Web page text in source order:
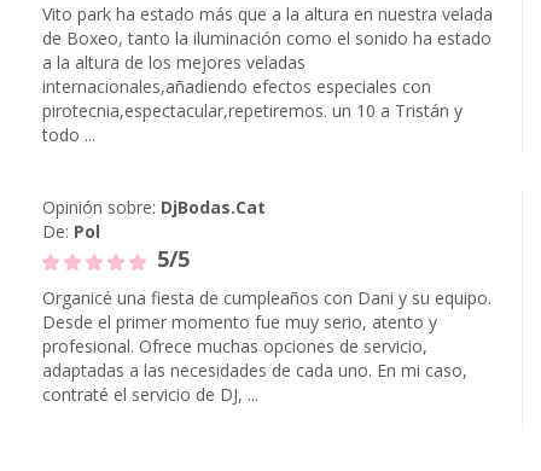
Vito park ha estado más que a la altura en nuestra velada
de Boxeo, tanto la iluminación como el sonido ha estado
a la altura de los mejores veladas
internacionales,añadiendo efectos especiales con
pirotecnia,espectacular,repetiremos. un 10 a Tristán y
todo ...
Opinión sobre: DjBodas.Cat
De: Pol
5/5
Organicé una fiesta de cumpleaños con Dani y su equipo.
Desde el primer momento fue muy serio, atento y
profesional. Ofrece muchas opciones de servicio,
adaptadas a las necesidades de cada uno. En mi caso,
contraté el servicio de DJ, ...